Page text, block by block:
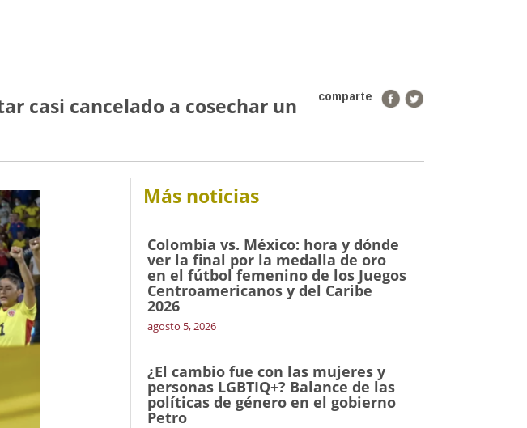
comparte
casi cancelado a cosechar un
Más noticias
Colombia vs. México: hora y dónde
ver la final por la medalla de oro
en el fútbol femenino de los Juegos
Centroamericanos y del Caribe
2026
agosto 5, 2026
¿El cambio fue con las mujeres y
personas LGBTIQ+? Balance de las
políticas de género en el gobierno
Petro